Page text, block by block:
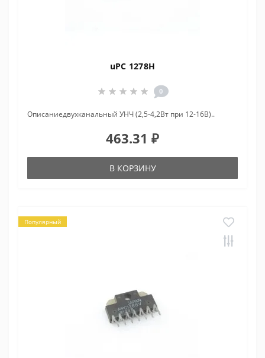
uPC 1278H
0
Описаниедвухканальный УНЧ (2,5-4,2Вт при 12-16В)..
463.31 ₽
В КОРЗИНУ
Популярный